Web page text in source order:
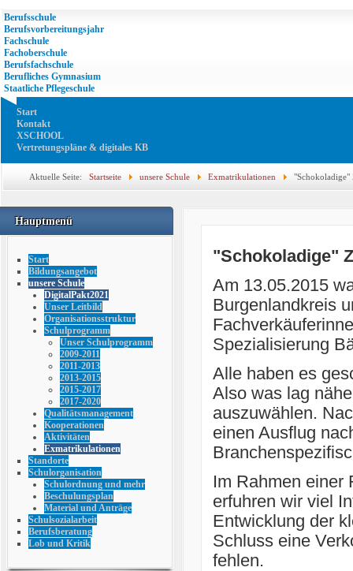
Berufsschule
Berufsvorbereitungsjahr
Fachschule
Fachoberschule
Berufsfachschule
Berufliches Gymnasium
Staatliche Pflegeschule
Start
Kontakt
XSCHOOL
Vertretungspläne & digitales KB
Aktuelle Seite: Startseite unsere Schule Exmatrikulationen "Schokoladige"
Hauptmenü
Start
Bildungsangebot
unsere Schule
DigitalPakt2021
Unser Leitbild
Organisationsstruktur
Schulprogramm
Unser Schulprogramm
2009-2011
2011-2013
2013-2015
2015-2017
2017-2020
Qualitätsmanagement
Kooperationen
Aktivitäten
Exmatrikulationen
Standorte
Schulorganisation
Schulordnung und mehr
Beschulungsplan
Material und Anträge
Schulsozialarbeit
Berufsberatung
Lob und Kritik
"Schokoladige"
Am 13.05.2015
Burgenlandkreis
Spezialisierung
Alle haben es
Also was lag
auszuwählen.
einen Ausflug
Im Rahmen einer
erfuhren wir viel
Entwicklung der
Schluss eine
fehlen.